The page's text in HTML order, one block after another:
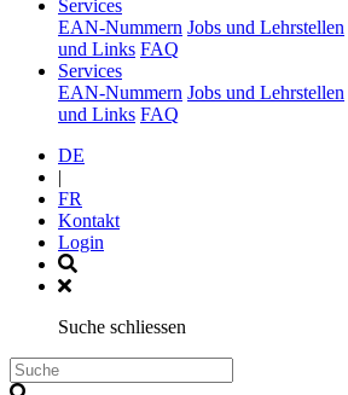
Services(current)
EAN-Nummern Jobs und Lehrstellen
und Links FAQ
Services(current)
EAN-Nummern Jobs und Lehrstellen
und Links FAQ
DE
|
FR
Kontakt
Login
Suche schliessen